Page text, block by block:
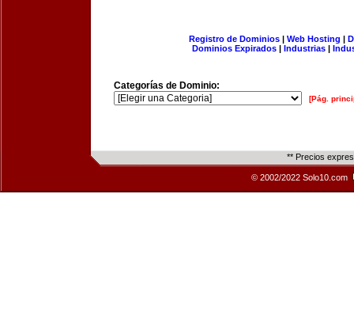
Registro de Dominios| Web Hosting |
Dominios Expirados | Industrias |
Categorías de Dominio:
[Pág.
** Precios
© 2002/2022 Solo10.com